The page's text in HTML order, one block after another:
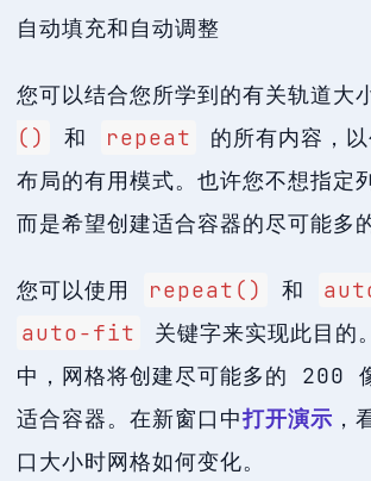
自动填充和自动调整
您可以结合您所学到的有关轨道大小
()
和 repeat
的所有内容，
布局的有用模式。也许您不想指定
而是希望创建适合容器的尽可能多
您可以使用 repeat() 和
auto-fit
关键字来实现此目的
中，网格将创建尽可能多的 200
适合容器。在新窗口中打开演示 ，
口大小时网格如何变化。